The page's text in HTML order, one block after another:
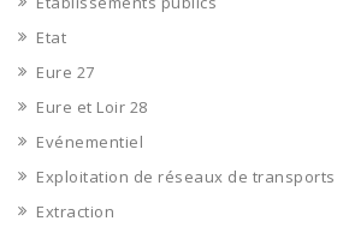
Etat
Eure 27
Eure et Loir 28
Evénementiel
Exploitation de réseaux de transports
Extraction